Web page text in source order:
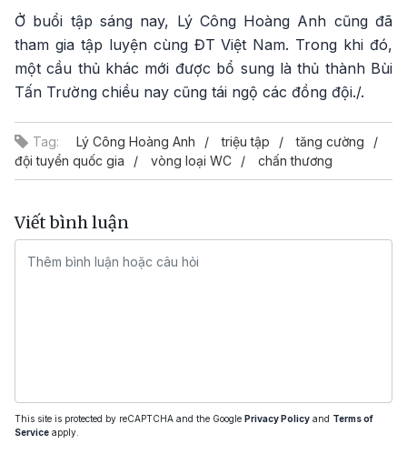
Ở buổi tập sáng nay, Lý Công Hoàng Anh cũng đã
tham gia tập luyện cùng ĐT Việt Nam. Trong khi đó,
một cầu thủ khác mới được bổ sung là thủ thành Bùi
Tấn Trường chiều nay cũng tái ngộ các đồng đội./.
Tag: Lý Công Hoàng Anh triệu tập
tăng cường
đội tuyển quốc gia
vòng loại WC chấn thương
Viết bình luận
This site is protected by reCAPTCHA and the Google Privacy Policy and Terms of
Service apply.